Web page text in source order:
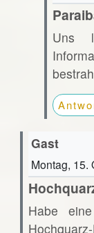
Uns
Gast
Montag, 15.
Habe